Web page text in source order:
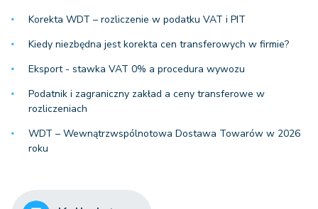
Korekta WDT – rozliczenie w podatku VAT i PIT
Kiedy niezbędna jest korekta cen transferowych w firmie?
Eksport - stawka VAT 0% a procedura wywozu
Podatnik i zagraniczny zakład a ceny transferowe w
rozliczeniach
WDT – Wewnątrzwspólnotowa Dostawa Towarów w 2026
roku